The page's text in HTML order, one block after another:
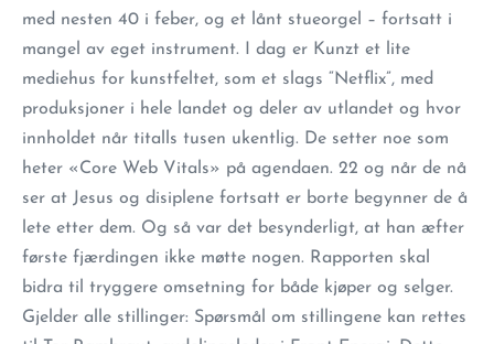
med nesten 40 i feber, og et lånt stueorgel – fortsatt i
mangel av eget instrument. I dag er Kunzt et lite
mediehus for kunstfeltet, som et slags “Netflix”, med
produksjoner i hele landet og deler av utlandet og hvor
innholdet når titalls tusen ukentlig. De setter noe som
heter «Core Web Vitals» på agendaen. 22 og når de nå
ser at Jesus og disiplene fortsatt er borte begynner de å
lete etter dem. Og så var det besynderligt, at han æfter
første fjærdingen ikke møtte nogen. Rapporten skal
bidra til tryggere omsetning for både kjøper og selger.
Gjelder alle stillinger: Spørsmål om stillingene kan rettes